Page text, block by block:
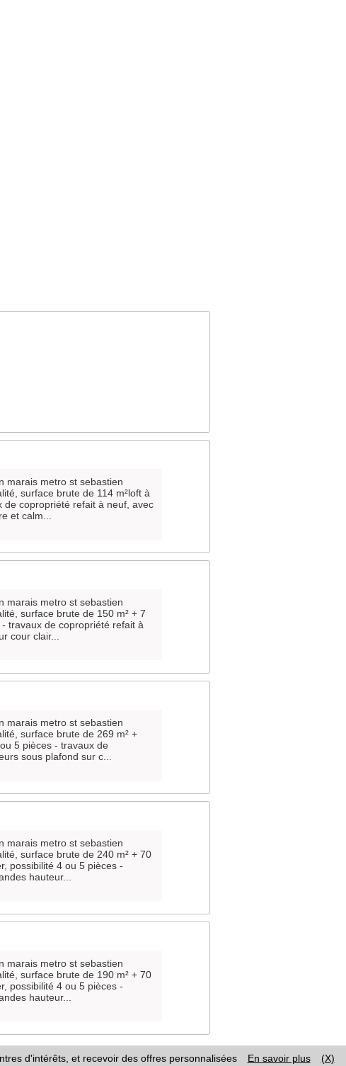
marais metro st sebastien
surface brute de 114 m²loft à
de copropriété refait à neuf, avec
et calm...
marais metro st sebastien
surface brute de 150 m² + 7
travaux de copropriété refait à
cour clair...
marais metro st sebastien
surface brute de 269 m² +
5 pièces - travaux de
sous plafond sur c...
marais metro st sebastien
surface brute de 240 m² + 70
possibilité 4 ou 5 pièces -
hauteur...
marais metro st sebastien
surface brute de 190 m² + 70
possibilité 4 ou 5 pièces -
hauteur...
d'intérêts, et recevoir des offres personnalisées En savoir plus
(X)